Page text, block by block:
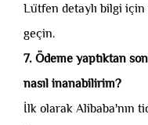
Lütfen detaylı bilgi
geçin.
7. Ödeme yaptıktan
nasıl inanabilirim?
İlk olarak Alibaba'nın